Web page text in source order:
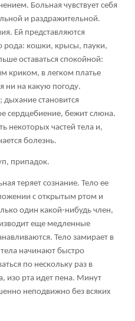
Больная чувствует себя
и раздражительной.
Ей представляются
рода: кошки, крысы, пауки,
оставаться спокойной:
криком, в легком платье
ни на какую погоду.
дыхание становится
сердцебиение, бежит слюна.
некоторых частей тела и,
болезнь.
припадок.
теряет сознание. Тело ее
с открытым ртом и
один какой-нибудь член,
еще медленные
Тело замирает в
начинают быстро
по нескольку раз в
изо рта идет пена. Минут
неподвижно без всяких